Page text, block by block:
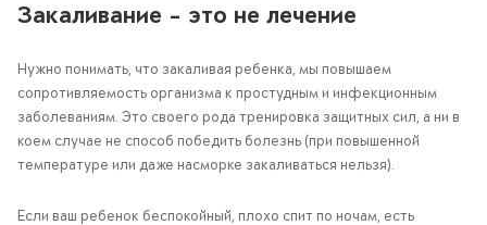
Закаливание – это не лечение
Нужно понимать, что закаливая ребенка, мы повышаем
сопротивляемость организма к простудным и инфекционным
заболеваниям. Это своего рода тренировка защитных сил, а ни в
коем случае не способ победить болезнь (при повышенной
температуре или даже насморке закаливаться нельзя).
Если ваш ребенок беспокойный, плохо спит по ночам, есть